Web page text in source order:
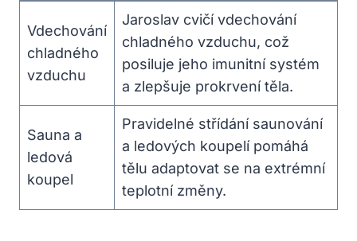
Vdechování
chladného
vzduchu
Jaroslav⁤ cvičí⁢ vdechování
chladného vzduchu, což
posiluje jeho ​imunitní systém
a zlepšuje prokrvení ⁢těla.
Sauna a
ledová
koupel
Pravidelné střídání ‍saunování
a ​ledových koupelí pomáhá
tělu adaptovat se na extrémní
teplotní změny.